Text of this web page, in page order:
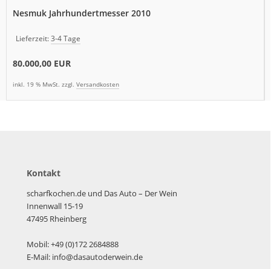
Nesmuk Jahrhundertmesser 2010
Lieferzeit:3-4 Tage
80.000,00 EUR
inkl. 19 % MwSt. zzgl. Versandkosten
Kontakt
scharfkochen.de und Das Auto – Der Wein
Innenwall 15-19
47495 Rheinberg
Mobil: +49 (0)172 2684888
E-Mail: info@dasautoderwein.de